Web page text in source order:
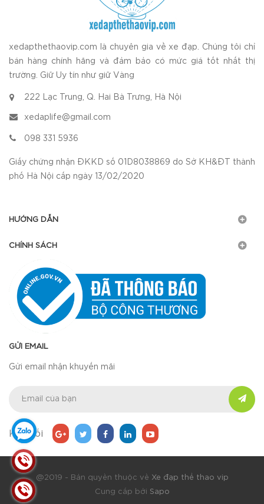
xedapthethaovip.com là chuyên gia về xe đạp. Chúng tôi chỉ
bán hàng chính hãng và đảm bảo có mức giá tốt nhất thị
trường. Giữ Uy tín như giữ Vàng
222 Lạc Trung, Q. Hai Bà Trưng, Hà Nội
xedaplife@gmail.com
098 331 5936
Giấy chứng nhận ĐKKD số 01D8038869 do Sở KH&ĐT thành
phố Hà Nội cấp ngày 13/02/2020
HƯỚNG DẪN
CHÍNH SÁCH
GỬI EMAIL
Gửi email nhận khuyến mãi
Kết nối
@2019 - Bản quyền thuộc về Xe đạp thể thao vip
Cung cấp bởi Sapo